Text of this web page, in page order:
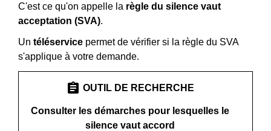
C'est ce qu'on appelle la règle du silence vaut
acceptation (SVA).
Un téléservice permet de vérifier si la règle du SVA
s'applique à votre demande.
assignment OUTIL DE RECHERCHE
Consulter les démarches pour lesquelles le
silence vaut accord